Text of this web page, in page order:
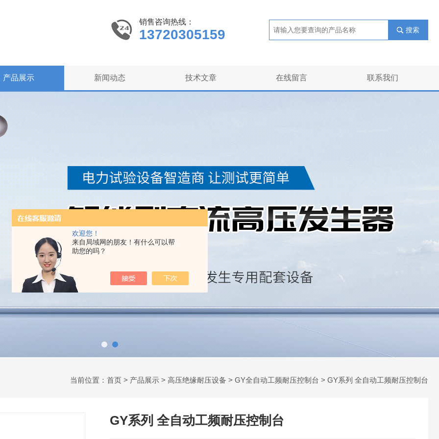
欢迎您！
来自局域网的朋友！有什么可以帮
助您的吗？
销售咨询热线：
13720305159 搜索
产品展示 新闻动态 技术文章 在线留言 联系我们
当前位置： 首页 > 产品展示 > 高压绝缘耐压设备 > GY全自动工频耐压控制台 > GY系列 全自动工频耐压控制台
GY系列 全自动工频耐压控制台